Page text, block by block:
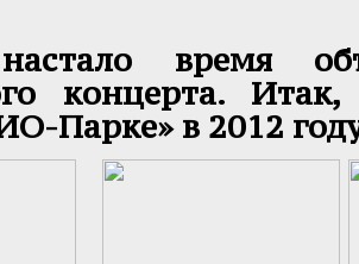
время
концерта.
Парке» в 2012